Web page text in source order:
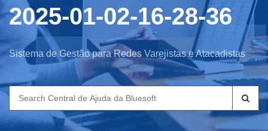
2025-01-02-16-28-36
Sistema de Gestão para Redes Varejistas e Atacadistas
Search
for: